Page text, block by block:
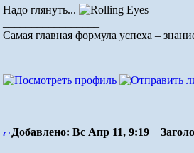
Надо глянуть...
Самая главная формула успеха –
Добавлено: Вс Апр 11, 9:19